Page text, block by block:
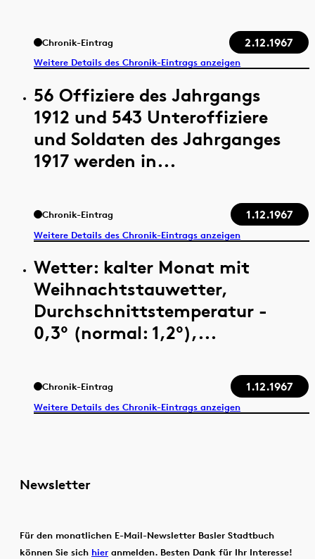
Chronik-Eintrag 2.12.1967
Weitere Details des Chronik-Eintrags anzeigen
56 Offiziere des Jahrgangs
1912 und 543 Unteroffiziere
und Soldaten des Jahrganges
1917 werden in...
Chronik-Eintrag 1.12.1967
Weitere Details des Chronik-Eintrags anzeigen
Wetter: kalter Monat mit
Weihnachtstauwetter,
Durchschnittstemperatur -
0,3° (normal: 1,2°),...
Chronik-Eintrag 1.12.1967
Weitere Details des Chronik-Eintrags anzeigen
Newsletter
Für den monatlichen E-Mail-Newsletter Basler Stadtbuch
können Sie sich hier anmelden. Besten Dank für Ihr Interesse!